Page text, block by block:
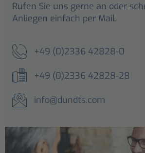
Rufen Sie uns gerne an oder
Anliegen einfach per Mail.
+49 (0)2336 42828-0
+49 (0)2336 42828-28
info@dundts.com